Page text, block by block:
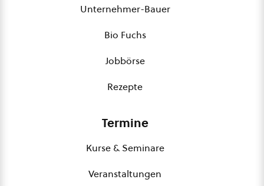
Unternehmer-Bauer
Bio Fuchs
Jobbörse
Rezepte
Termine
Kurse & Seminare
Veranstaltungen